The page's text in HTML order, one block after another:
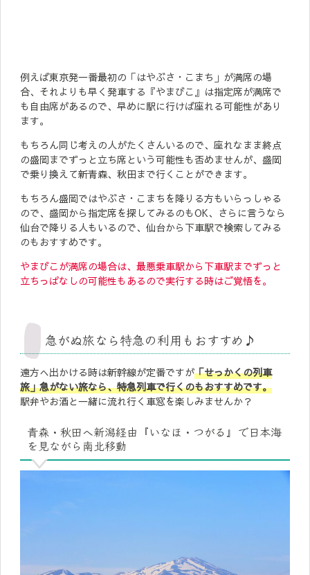
例えば東京発一番最初の「はやぶさ・こまち」が満席の場
合、それよりも早く発車する『やまびこ』は指定席が満席で
も自由席があるので、早めに駅に行けば座れる可能性があり
ます。
もちろん同じ考えの人がたくさんいるので、座れなまま終点
の盛岡までずっと立ち席という可能性も否めませんが、盛岡
で乗り換えて新青森、秋田まで行くことができます。
もちろん盛岡ではやぶさ・こまちを降りる方もいらっしゃる
ので、盛岡から指定席を探してみるのもOK、さらに言うなら
仙台で降りる人もいるので、仙台から下車駅で検索してみる
のもおすすめです。
やまびこが満席の場合は、最悪乗車駅から下車駅までずっと
立ちっぱなしの可能性もあるので実行する時はご覚悟を。
急がぬ旅なら特急の利用もおすすめ♪
遠方へ出かける時は新幹線が定番ですが「せっかくの列車
旅」急がない旅なら、特急列車で行くのもおすすめです。
駅弁やお酒と一緒に流れ行く車窓を楽しみませんか？
青森・秋田へ新潟経由『いなほ・つがる』で日本海
を見ながら南北移動